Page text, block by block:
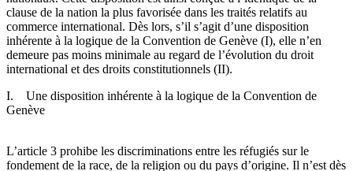
clause de la nation la plus favorisée dans les traités relatifs au
commerce international. Dès lors, s’il s’agit d’une disposition
inhérente à la logique de la Convention de Genève (I), elle n’en
demeure pas moins minimale au regard de l’évolution du droit
international et des droits constitutionnels (II).
I. Une disposition inhérente à la logique de la Convention de
Genève
L’article 3 prohibe les discriminations entre les réfugiés sur le
fondement de la race, de la religion ou du pays d’origine. Il n’est dès